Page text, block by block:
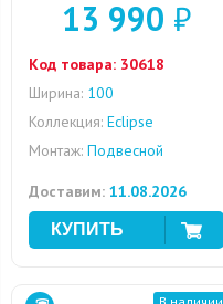
13 990 ₽
Код товара: 30618
Ширина: 100
Коллекция: Eclipse
Монтаж: Подвесной
Доставим: 11.08.2026